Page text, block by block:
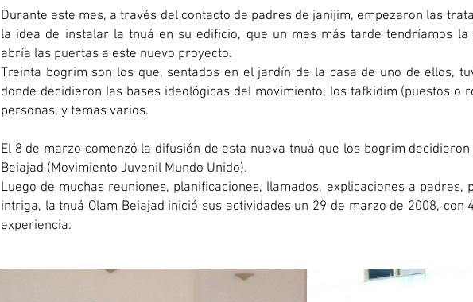
Durante este mes, a través del contacto de padres de janijim, empezaron las
la idea de instalar la tnuá en su edificio, que un mes más tarde tendríamos la
abría las puertas a este nuevo proyecto.
Treinta bogrim son los que, sentados en el jardín de la casa de uno de ellos,
donde decidieron las bases ideológicas del movimiento, los tafkidim (puestos o
personas, y temas varios.
El 8 de marzo comenzó la difusión de esta nueva tnuá que los bogrim
Beiajad (Movimiento Juvenil Mundo Unido).
Luego de muchas reuniones, planificaciones, llamados, explicaciones a padres,
intriga, la tnuá Olam Beiajad inició sus actividades un 29 de marzo de 2008, con
experiencia.​